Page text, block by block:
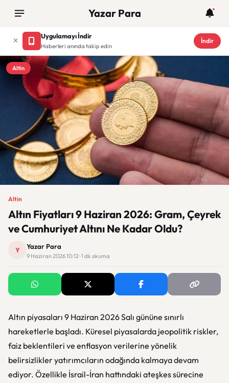
Yazar Para
Uygulamayı İndir
Haberleri anında takip edin
İndir
Altin
Altin
Altın Fiyatları 9 Haziran 2026: Gram, Çeyrek
ve Cumhuriyet Altını Ne Kadar Oldu?
Y Yazar Para
9 Haziran 2026 10:12 · 1 dk okuma
Altın piyasaları 9 Haziran 2026 Salı gününe sınırlı
hareketlerle başladı. Küresel piyasalarda jeopolitik riskler,
faiz beklentileri ve enflasyon verilerine yönelik
belirsizlikler yatırımcıların odağında kalmaya devam
ediyor. Özellikle İsrail-İran hattındaki ateşkes sürecine